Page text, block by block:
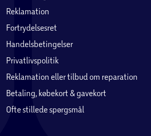
Reklamation
Fortrydelsesret
Handelsbetingelser
Privatlivspolitik
Reklamation eller tilbud om reparation
Betaling, købekort & gavekort
Ofte stillede spørgsmål